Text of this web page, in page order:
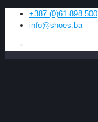
+387 (0)61 898 500
info@shoes.ba